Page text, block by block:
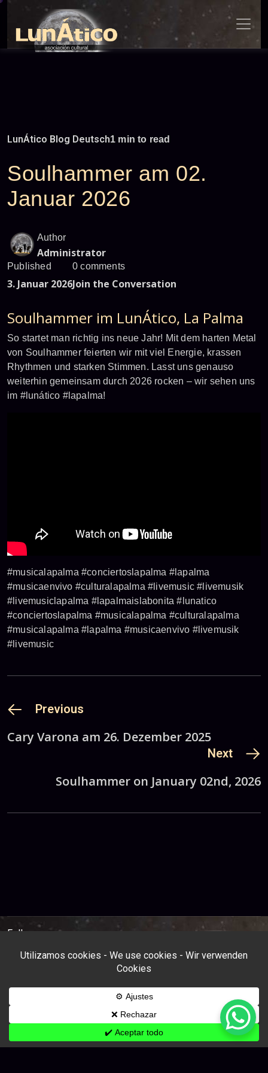
Skip
content
LunÁtico Blog Deutsch1 min to read
Soulhammer am 02.
Januar 2026
Author
Administrator
Published
3. Januar 2026
0 comments
Join the Conversation
Soulhammer im LunÁtico, La Palma
So startet man richtig ins neue Jahr! Mit dem harten Metal
von Soulhammer feierten wir mit viel Energie, krassen
Rhythmen und starken Stimmen. Lasst uns genauso
weiterhin gemeinsam durch 2026 rocken – wir sehen uns
im #lunático #lapalma!
#musicalapalma #conciertoslapalma #lapalma
#musicaenvivo #culturalapalma #livemusic #livemusik
#livemusiclapalma #lapalmaislabonita #lunatico
#conciertoslapalma #musicalapalma #culturalapalma
#musicalapalma #lapalma #musicaenvivo #livemusik
#livemusic
Previous
Cary Varona am 26. Dezember 2025
Next
Soulhammer on January 02nd, 2026
Follow us: